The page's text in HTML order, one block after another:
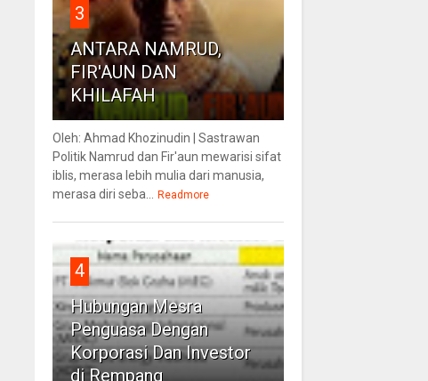
3
ANTARA NAMRUD,
FIR'AUN DAN
KHILAFAH
Oleh: Ahmad Khozinudin | Sastrawan
Politik Namrud dan Fir'aun mewarisi sifat
iblis, merasa lebih mulia dari manusia,
merasa diri seba...
Readmore
4
Hubungan Mesra
Penguasa Dengan
Korporasi Dan Investor
di Rempang